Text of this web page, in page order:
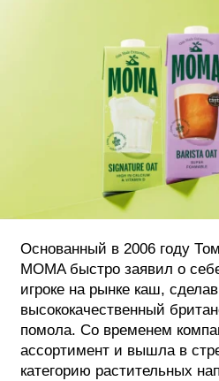
Основанный в 2006 году
MOMA быстро заявил о
игроке на рынке каш,
высококачественный
помола. Со временем
ассортимент и вышла в
категорию растительных
ИСТОРИИ
О
РЕКЛАМА